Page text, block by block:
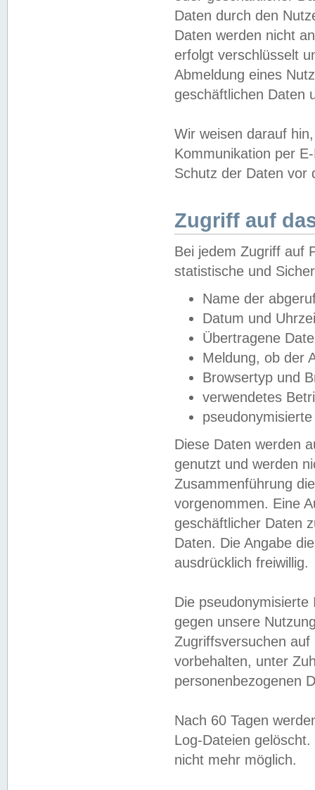
Daten durch den
Daten werden nicht
erfolgt verschlüsselt
Abmeldung eines
geschäftlichen Daten
Wir weisen darauf
Kommunikation per
Schutz der Daten vor
Zugriff auf
Bei jedem Zugriff auf
statistische und
Name der
Datum und
Übertragene
Meldung, ob der
Browsertyp und
verwendetes
Diese Daten werden
genutzt und werden
Zusammenführung
vorgenommen. Eine
geschäftlicher Daten
Daten. Die Angabe
ausdrücklich freiwillig.
Die
gegen unsere
Zugriffsversuchen
vorbehalten, unter
personenbezogenen
Nach 60 Tagen
Log-Dateien
nicht mehr möglich.